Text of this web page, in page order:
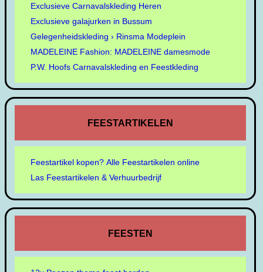
Exclusieve Carnavalskleding Heren
Exclusieve galajurken in Bussum
Gelegenheidskleding › Rinsma Modeplein
MADELEINE Fashion: MADELEINE damesmode
P.W. Hoofs Carnavalskleding en Feestkleding
FEESTARTIKELEN
Feestartikel kopen? Alle Feestartikelen online
Las Feestartikelen & Verhuurbedrijf
FEESTEN